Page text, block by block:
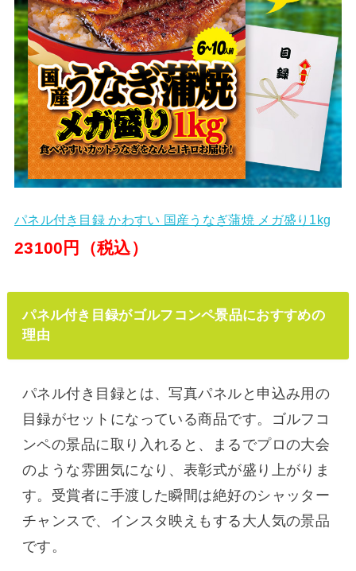
パネル付き目録 かわすい 国産うなぎ蒲焼 メガ盛り1kg
23100円（税込）
パネル付き目録がゴルフコンペ景品におすすめの
理由
パネル付き目録とは、写真パネルと申込み用の
目録がセットになっている商品です。ゴルフコ
ンペの景品に取り入れると、まるでプロの大会
のような雰囲気になり、表彰式が盛り上がりま
す。受賞者に手渡した瞬間は絶好のシャッター
チャンスで、インスタ映えもする大人気の景品
です。